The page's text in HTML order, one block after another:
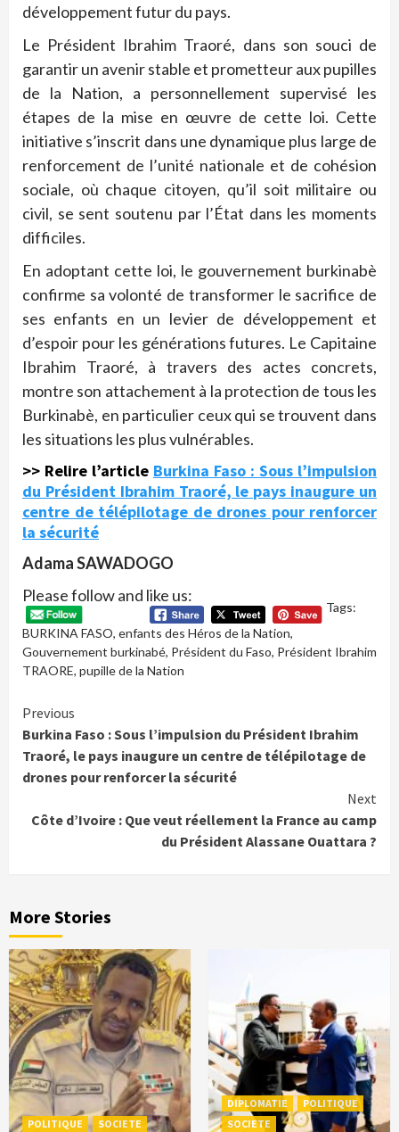
développement futur du pays.
Le Président Ibrahim Traoré, dans son souci de
garantir un avenir stable et prometteur aux pupilles
de la Nation, a personnellement supervisé les
étapes de la mise en œuvre de cette loi. Cette
initiative s’inscrit dans une dynamique plus large de
renforcement de l’unité nationale et de cohésion
sociale, où chaque citoyen, qu’il soit militaire ou
civil, se sent soutenu par l’État dans les moments
difficiles.
En adoptant cette loi, le gouvernement burkinabè
confirme sa volonté de transformer le sacrifice de
ses enfants en un levier de développement et
d’espoir pour les générations futures. Le Capitaine
Ibrahim Traoré, à travers des actes concrets,
montre son attachement à la protection de tous les
Burkinabè, en particulier ceux qui se trouvent dans
les situations les plus vulnérables.
>> Relire l’article Burkina Faso : Sous l’impulsion
du Président Ibrahim Traoré, le pays inaugure un
centre de télépilotage de drones pour renforcer
la sécurité
Adama SAWADOGO
Please follow and like us:
Tags:
BURKINA FASO, enfants des Héros de la Nation,
Gouvernement burkinabé, Président du Faso, Président Ibrahim
TRAORE, pupille de la Nation
Continue
Reading
Previous
Burkina Faso : Sous l’impulsion du Président Ibrahim
Traoré, le pays inaugure un centre de télépilotage de
drones pour renforcer la sécurité
Next
Côte d’Ivoire : Que veut réellement la France au camp
du Président Alassane Ouattara ?
More Stories
POLITIQUE SOCIETE
DIPLOMATIE
POLITIQUE
SOCIETE